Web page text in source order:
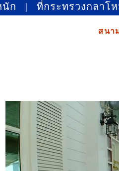
นัก | ที่กระทรวงกลาโ
สนา